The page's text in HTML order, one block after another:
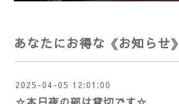
あなたにお得な《お知らせ》
2025-04-05 12:01:00